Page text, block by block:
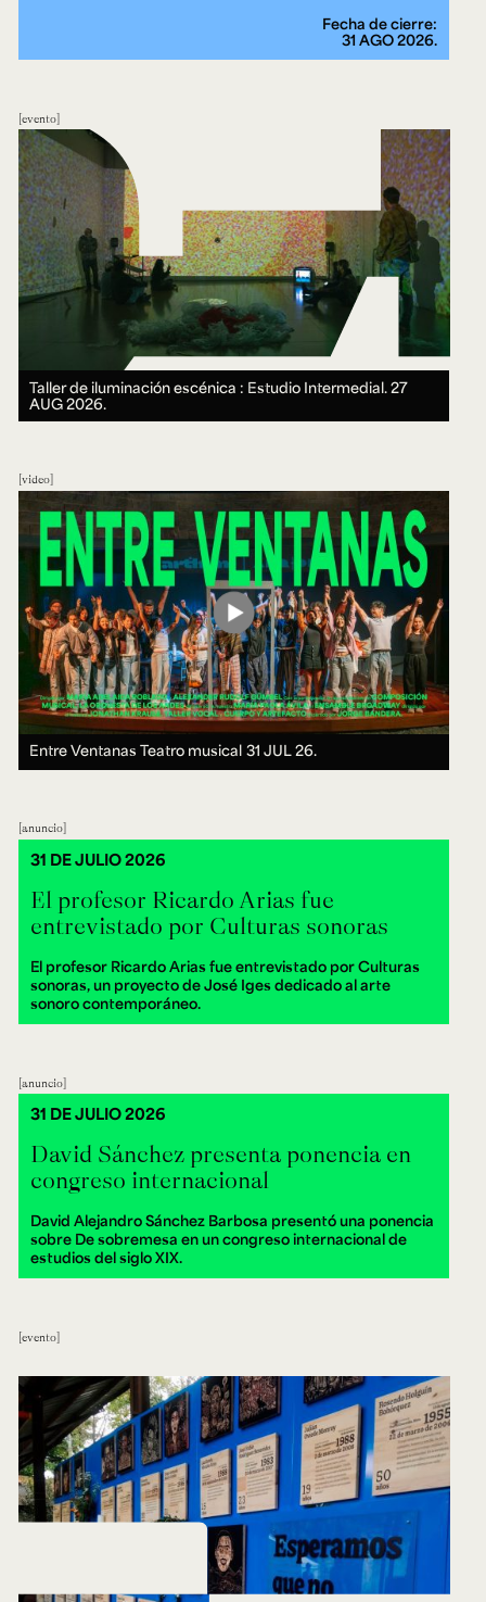
Fecha de cierre:
31 AGO 2026.
evento
Taller de iluminación escénica : Estudio Intermedial.27
AUG 2026.
video
Entre Ventanas Teatro musical 31 JUL 26.
anuncio
El profesor Ricardo Arias fue
entrevistado por Culturas sonoras
El profesor Ricardo Arias fue entrevistado por Culturas
sonoras, un proyecto de José Iges dedicado al arte
sonoro contemporáneo.
31 DE JULIO 2026
anuncio
David Sánchez presenta ponencia en
congreso internacional
David Alejandro Sánchez Barbosa presentó una ponencia
sobre De sobremesa en un congreso internacional de
estudios del siglo XIX.
31 DE JULIO 2026
evento